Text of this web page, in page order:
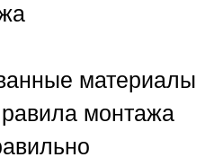
материалы
монтажа